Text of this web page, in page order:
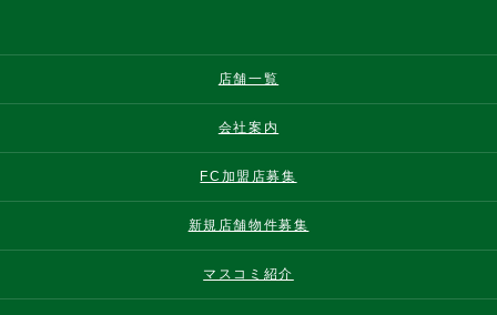
店舗一覧
会社案内
FC加盟店募集
新規店舗物件募集
マスコミ紹介